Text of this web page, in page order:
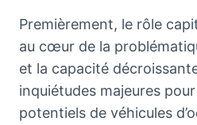
Premièrement, le rôle
au cœur de la
et la capacité
inquiétudes majeures
potentiels de véhicules